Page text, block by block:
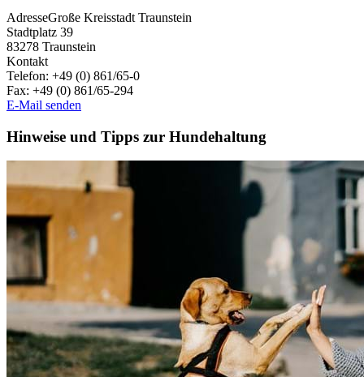
AdresseGroße Kreisstadt Traunstein
Stadtplatz 39
83278 Traunstein
Kontakt
Telefon: +49 (0) 861/65-0
Fax: +49 (0) 861/65-294
E-Mail senden
Hinweise und Tipps zur Hundehaltung